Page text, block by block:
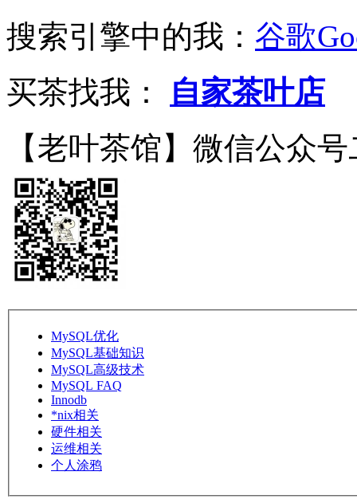
搜索引擎中的我： 谷歌
买茶找我：
自家茶叶店
【老叶茶馆】微信公众
MySQL优化
MySQL基础知识
MySQL高级技术
MySQL FAQ
Innodb
*nix相关
硬件相关
运维相关
个人涂鸦